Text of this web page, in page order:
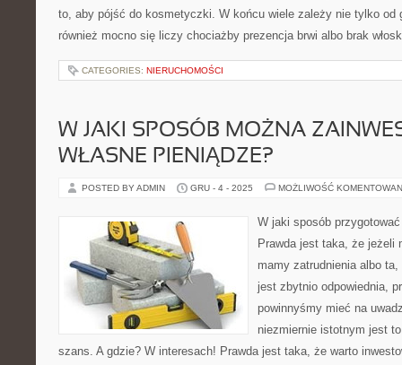
to, aby pójść do kosmetyczki. W końcu wiele zależy nie tylko od
również mocno się liczy chociażby prezencja brwi albo brak
CATEGORIES: NIERUCHOMOŚCI
W JAKI SPOSÓB MOŻNA
WŁASNE PIENIĄDZE?
POSTED BY ADMIN GRU - 4 - 2025 MOŻLIWOŚĆ
W jaki sposób
Prawda jest taka, że jeżeli
mamy zatrudnienia albo
jest zbytnio odpowiednia,
powinnyśmy mieć na
niezmiernie istotnym jest
szans. A gdzie? W interesach! Prawda jest taka, że warto